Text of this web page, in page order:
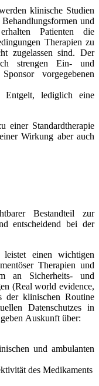
klinische Studien
und
Patienten die
Therapien zu
zugelassen sind. Der
strengen Ein- und
vorgegebenen
lediglich eine
Standardtherapie
Wirkung aber auch
Bestandteil zur
entscheidend bei der
einen wichtigen
Therapien und
an Sicherheits- und
(Real world evidence,
der klinischen Routine
Datenschutzes in
Auskunft über:
und ambulanten
des Medikaments